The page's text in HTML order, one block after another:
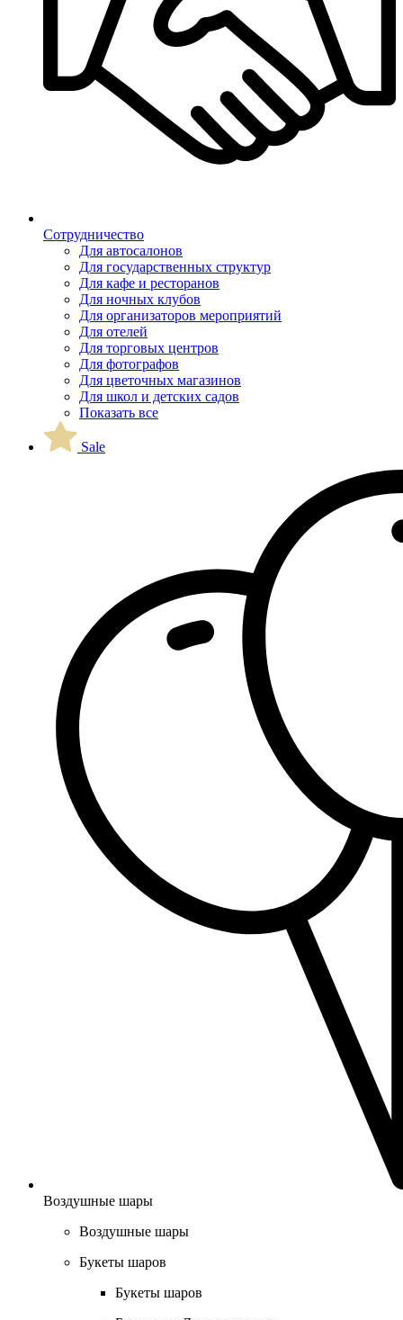
Сотрудничество
Для автосалонов
Для государственных структур
Для кафе и ресторанов
Для ночных клубов
Для организаторов мероприятий
Для отелей
Для торговых центров
Для фотографов
Для цветочных магазинов
Для школ и детских садов
Показать все
Sale
Воздушные шары
Воздушные шары
Букеты шаров
Букеты шаров